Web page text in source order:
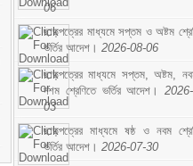
06
ছাড়পত্রের মাধ্যমে সপ্তম ও অষ্টম
ভর্তির আদেশ। 2026-08-06
ছাড়পত্রের মাধ্যমে সপ্তম, অষ্টম,
দশম শ্রেণিতে ভর্তির আদেশ।
03
ছাড়পত্রের মাধ্যমে ষষ্ঠ ও নবম
ভর্তির আদেশ। 2026-07-30